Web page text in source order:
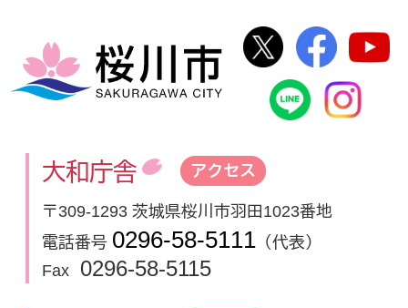
桜川市
桜川市公式
桜川
桜川市公
大和庁舎 アクセス
〒309-1293 茨城県桜川市羽田1023番地
電話番号 0296-58-5111 （代表）
Fax
0296-58-5115